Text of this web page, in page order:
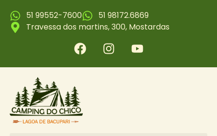
51 99552-7600
51 98172.6869
Travessa dos martins, 300, Mostardas